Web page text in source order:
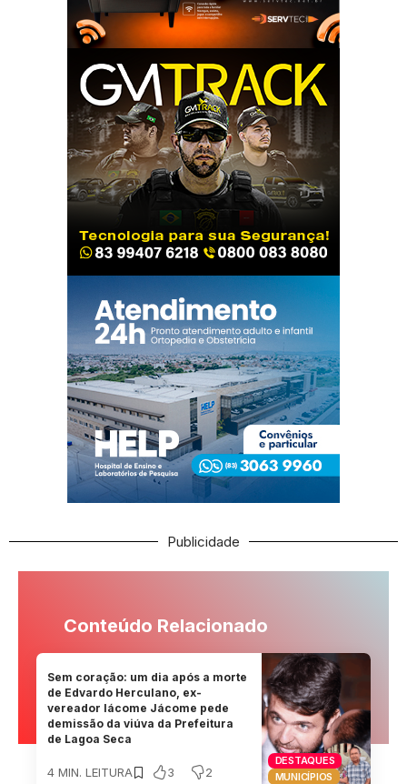
Publicidade
Conteúdo Relacionado
DESTAQUES
MUNICÍPIOS
Sem coração: um dia após a morte
de Edvardo Herculano, ex-
vereador Iácome Jácome pede
demissão da viúva da Prefeitura
de Lagoa Seca
4 MIN. LEITURA 3 2